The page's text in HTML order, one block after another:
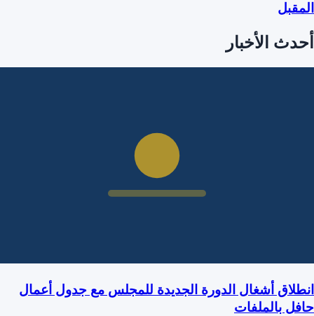
المقبل
أحدث الأخبار
انطلاق أشغال الدورة الجديدة للمجلس مع جدول أعمال
حافل بالملفات